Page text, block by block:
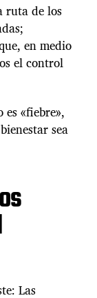
ruta de los
en medio
el control
«fiebre»,
sea
Las